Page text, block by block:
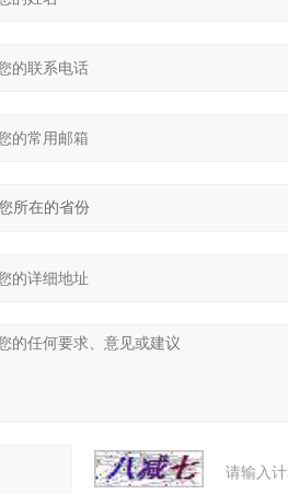
请输入